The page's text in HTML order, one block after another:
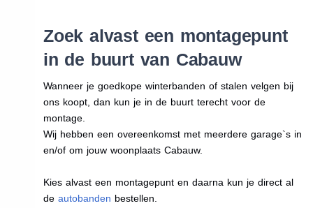
Zoek alvast een montagepunt
in de buurt van Cabauw
Wanneer je goedkope winterbanden of stalen velgen bij
ons koopt, dan kun je in de buurt terecht voor de
montage.
Wij hebben een overeenkomst met meerdere garage`s in
en/of om jouw woonplaats Cabauw.
Kies alvast een montagepunt en daarna kun je direct al
de autobanden bestellen.